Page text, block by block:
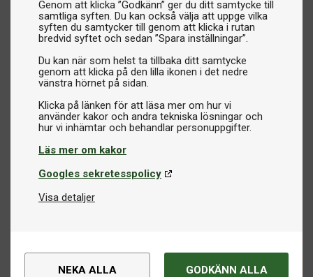
Genom att klicka ”Godkänn” ger du ditt samtycke till
samtliga syften. Du kan också välja att uppge vilka
syften du samtycker till genom att klicka i rutan
bredvid syftet och sedan ”Spara inställningar”.
Du kan när som helst ta tillbaka ditt samtycke
genom att klicka på den lilla ikonen i det nedre
vänstra hörnet på sidan.
Klicka på länken för att läsa mer om hur vi
använder kakor och andra tekniska lösningar och
Läs mer om kakor
Googles sekretesspolicy
Visa detaljer
NEKA ALLA GODKÄNN ALLA